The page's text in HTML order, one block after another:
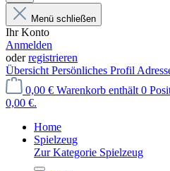
Menü schließen
Ihr Konto
Anmelden
oderregistrieren
Übersicht Persönliches Profil
0,00 € Warenkorb enthält 0
0,00 €.
Home
Spielzeug
Zur Kategorie Spielzeug